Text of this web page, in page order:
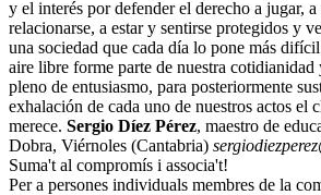
y el interés por defender el derecho a jugar, a
relacionarse, a estar y sentirse protegidos y
una sociedad que cada día lo pone más
aire libre forme parte de nuestra
pleno de entusiasmo, para posteriormente
exhalación de cada uno de nuestros actos el
merece. Sergio Díez Pérez, maestro de
Dobra, Viérnoles (Cantabria)
Suma't al compromís i associa't!
Per a persones individuals membres de la